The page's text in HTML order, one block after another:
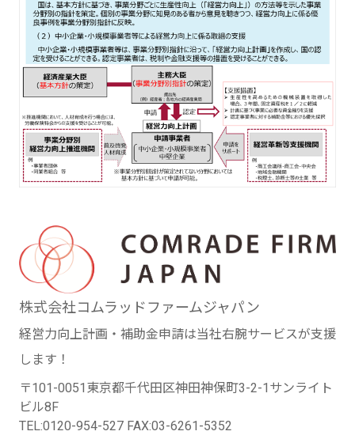
株式会社コムラッドファームジャパン
経営力向上計画・補助金申請は当社右腕サービスが支援
します！
〒101-0051東京都千代田区神田神保町3-2-1サンライト
ビル8F
TEL:0120-954-527 FAX:03-6261-5352